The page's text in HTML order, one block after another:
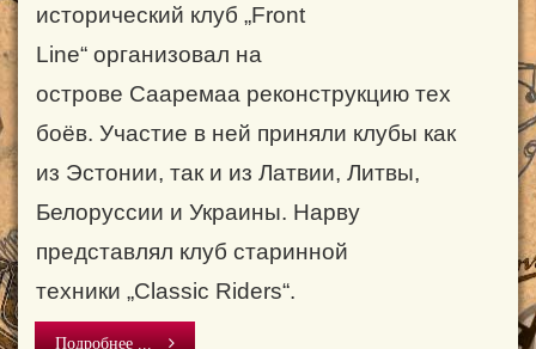
исторический клуб „Front
Line“ организовал на
острове Сааремаа реконструкцию тех
боёв. Участие в ней приняли клубы как
из Эстонии, так и из Латвии, Литвы,
Белоруссии и Украины. Нарву
представлял клуб старинной
техники „Classic Riders“.
Подробнее ...